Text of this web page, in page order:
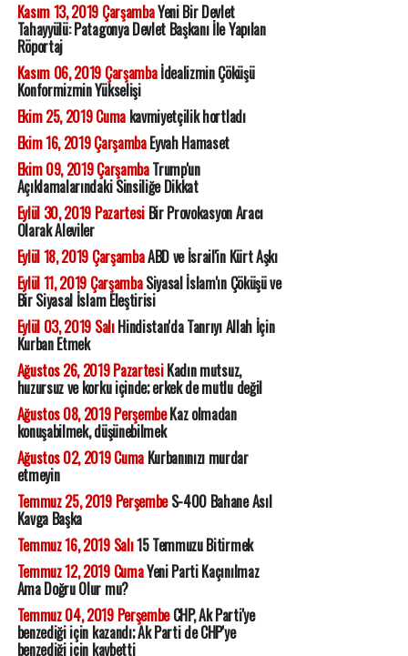
Kasım 13, 2019 ÇarşambaYeni Bir Devlet
Tahayyülü: Patagonya Devlet Başkanı İle Yapılan
Röportaj
Kasım 06, 2019 Çarşambaİdealizmin Çöküşü
Konformizmin Yükselişi
Ekim 25, 2019 Cumakavmiyetçilik hortladı
Ekim 16, 2019 ÇarşambaEyvah Hamaset
Ekim 09, 2019 ÇarşambaTrump'un
Açıklamalarındaki Sinsiliğe Dikkat
Eylül 30, 2019 PazartesiBir Provokasyon Aracı
Olarak Aleviler
Eylül 18, 2019 ÇarşambaABD ve İsrail'in Kürt Aşkı
Eylül 11, 2019 ÇarşambaSiyasal İslam'ın Çöküşü ve
Bir Siyasal İslam Eleştirisi
Eylül 03, 2019 SalıHindistan'da Tanrıyı Allah İçin
Kurban Etmek
Ağustos 26, 2019 PazartesiKadın mutsuz,
huzursuz ve korku içinde; erkek de mutlu değil
Ağustos 08, 2019 PerşembeKaz olmadan
konuşabilmek, düşünebilmek
Ağustos 02, 2019 CumaKurbanınızı murdar
etmeyin
Temmuz 25, 2019 PerşembeS-400 Bahane Asıl
Kavga Başka
Temmuz 16, 2019 Salı15 Temmuzu Bitirmek
Temmuz 12, 2019 CumaYeni Parti Kaçınılmaz
Ama Doğru Olur mu?
Temmuz 04, 2019 PerşembeCHP, Ak Parti'ye
benzediği için kazandı; Ak Parti de CHP'ye
benzediği için kaybetti